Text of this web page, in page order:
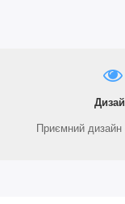
Приємний дизайн